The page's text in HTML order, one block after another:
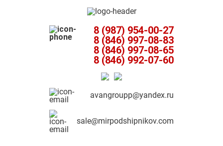
8 (987) 954-00-27
8 (846) 997-08-83
8 (846) 997-08-65
8 (846) 992-07-60
avangroupp@yandex.ru
sale@mirpodshipnikov.com